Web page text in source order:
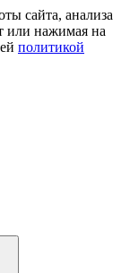
сайта, анализа
или нажимая на
политикой